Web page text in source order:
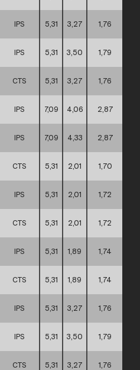
IPS 5,31 3,27 1,76
IPS 5,31 3,50 1,79
CTS 5,31 3,27 1,76
IPS 7,09 4,06 2,87
IPS 7,09 4,33 2,87
CTS 5,31 2,01 1,70
IPS 5,31 2,01 1,72
CTS 5,31 2,01 1,72
IPS 5,31 1,89 1,74
CTS 5,31 1,89 1,74
IPS 5,31 3,27 1,76
IPS 5,31 3,50 1,79
CTS 5,31 3,27 1,76